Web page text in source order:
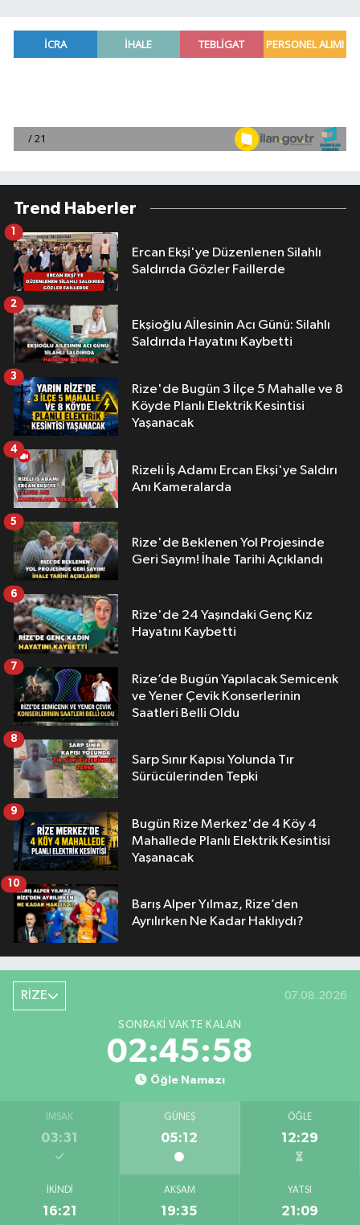
Trend Haberler
Ercan Ekşi'ye Düzenlenen Silahlı
Saldırıda Gözler Faillerde
1
Ekşioğlu Aİlesinin Acı Günü: Silahlı
Saldırıda Hayatını Kaybetti
2
Rize'de Bugün 3 İlçe 5 Mahalle ve 8
Köyde Planlı Elektrik Kesintisi
Yaşanacak
3
Rizeli İş Adamı Ercan Ekşi'ye Saldırı
Anı Kameralarda
4
Rize'de Beklenen Yol Projesinde
Geri Sayım! İhale Tarihi Açıklandı
5
Rize'de 24 Yaşındaki Genç Kız
Hayatını Kaybetti
6
Rize’de Bugün Yapılacak Semicenk
ve Yener Çevik Konserlerinin
Saatleri Belli Oldu
7
Sarp Sınır Kapısı Yolunda Tır
Sürücülerinden Tepki
8
Bugün Rize Merkez'de 4 Köy 4
Mahallede Planlı Elektrik Kesintisi
Yaşanacak
9
Barış Alper Yılmaz, Rize’den
Ayrılırken Ne Kadar Haklıydı?
10
RİZE 07.08.2026
SONRAKI VAKTE KALAN
02:45:57
Öğle Namazı
İMSAK
03:31
GÜNEŞ
05:12
ÖĞLE
12:29
İKINDI
16:21
AKŞAM
19:35
YATSI
21:09